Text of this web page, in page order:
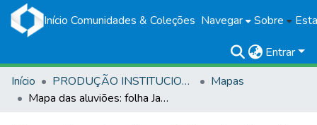
Início Comunidades & Coleções Navegar Sobre
Entrar
Início
PRODUÇÃO INSTITUCIONAL
Mapas
Mapa das aluviões: folha Jardim do Seridó SB.24-Z-B-V